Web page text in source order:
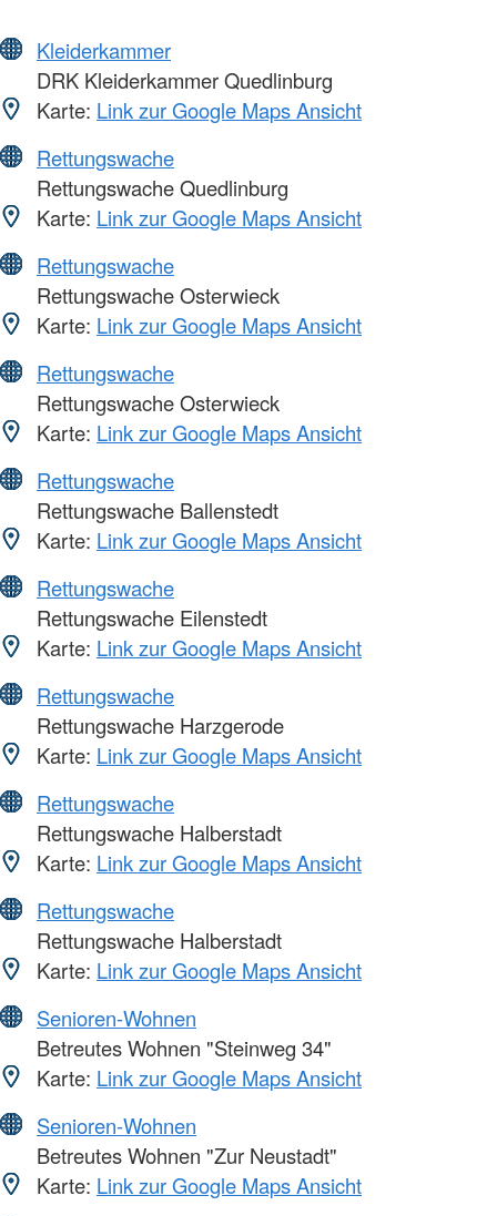
Kleiderkammer
DRK Kleiderkammer Quedlinburg
Karte: Link zur Google Maps Ansicht
Rettungswache
Rettungswache Quedlinburg
Karte: Link zur Google Maps Ansicht
Rettungswache
Rettungswache Osterwieck
Karte: Link zur Google Maps Ansicht
Rettungswache
Rettungswache Osterwieck
Karte: Link zur Google Maps Ansicht
Rettungswache
Rettungswache Ballenstedt
Karte: Link zur Google Maps Ansicht
Rettungswache
Rettungswache Eilenstedt
Karte: Link zur Google Maps Ansicht
Rettungswache
Rettungswache Harzgerode
Karte: Link zur Google Maps Ansicht
Rettungswache
Rettungswache Halberstadt
Karte: Link zur Google Maps Ansicht
Rettungswache
Rettungswache Halberstadt
Karte: Link zur Google Maps Ansicht
Senioren-Wohnen
Betreutes Wohnen "Steinweg 34"
Karte: Link zur Google Maps Ansicht
Senioren-Wohnen
Betreutes Wohnen "Zur Neustadt"
Karte: Link zur Google Maps Ansicht